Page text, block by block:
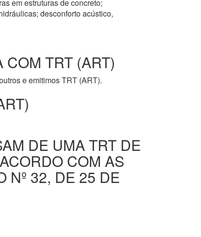
em estruturas de concreto;
desconforto acústico,
COM TRT (ART)
e emitimos TRT (ART).
DE UMA TRT DE
COM AS
Nº 32, DE 25 DE